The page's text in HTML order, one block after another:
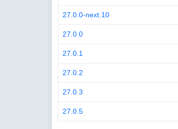
27.0.0-next.10
27.0.0
27.0.1
27.0.2
27.0.3
27.0.5